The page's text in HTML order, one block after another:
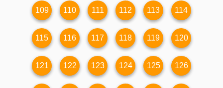
109 110 111 112 113 114
115 116 117 118 119 120
121 122 123 124 125 126